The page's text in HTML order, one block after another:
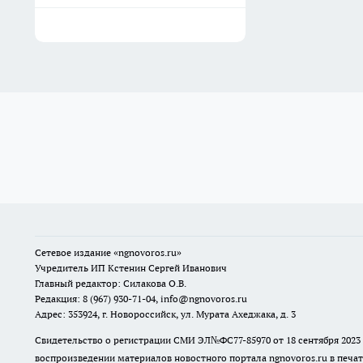
Сетевое издание «ngnovoros.ru»
Учредитель ИП Кстенин Сергей Иванович
Главный редактор: Силакова О.В.
Редакция: 8 (967) 930-71-04, info@ngnovoros.ru
Адрес: 353924, г. Новороссийск, ул. Мурата Ахеджака, д. 3
Свидетельство о регистрации СМИ ЭЛ№ФС77-85970 от 18 сентября
воспроизведении материалов новостного портала ngnovoros.ru в